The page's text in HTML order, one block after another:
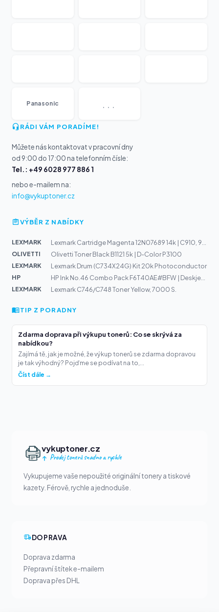
Panasonic ...
RÁDI VÁM PORADÍME!
Můžete nás kontaktovat v pracovní dny
od 9:00 do 17:00 na telefonním čísle:
Tel.: +49 6028 977 886 1
nebo e-mailem na:
info@vykuptoner.cz
VÝBĚR Z NABÍDKY
LEXMARK
OLIVETTI
Olivetti Toner Black B1121 5k | D-Color P3100
LEXMARK
Lexmark Drum (C734X24G) Kit 20k Photoconductor
HP
LEXMARK
Lexmark C746/C748 Toner Yellow, 7000 S.
TIP Z PORADNY
Zdarma doprava při výkupu tonerů: Co se skrývá za
nabídkou?
Zajímá tě, jak je možné, že výkup tonerů se zdarma dopravou
je tak výhodný? Pojďme se podívat na to,...
Číst dále →
vykuptoner.cz
Prodej tonerů snadno a rychle
Vykupujeme vaše nepoužité originální tonery a tiskové
kazety. Férově, rychle a jednoduše.
DOPRAVA
Doprava zdarma
Přepravní štítek e-mailem
Doprava přes DHL